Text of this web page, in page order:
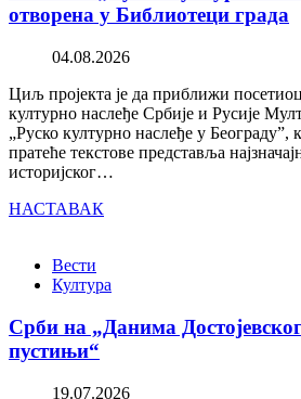
отворена у Библиотеци града
04.08.2026
Циљ пројекта је да приближи
културно наслеђе Србије и Русије
„Руско културно наслеђе у Београду”,
пратеће текстове представља
историјског…
НАСТАВАК
Вести
Култура
Срби на „Данима
пустињи“
19.07.2026